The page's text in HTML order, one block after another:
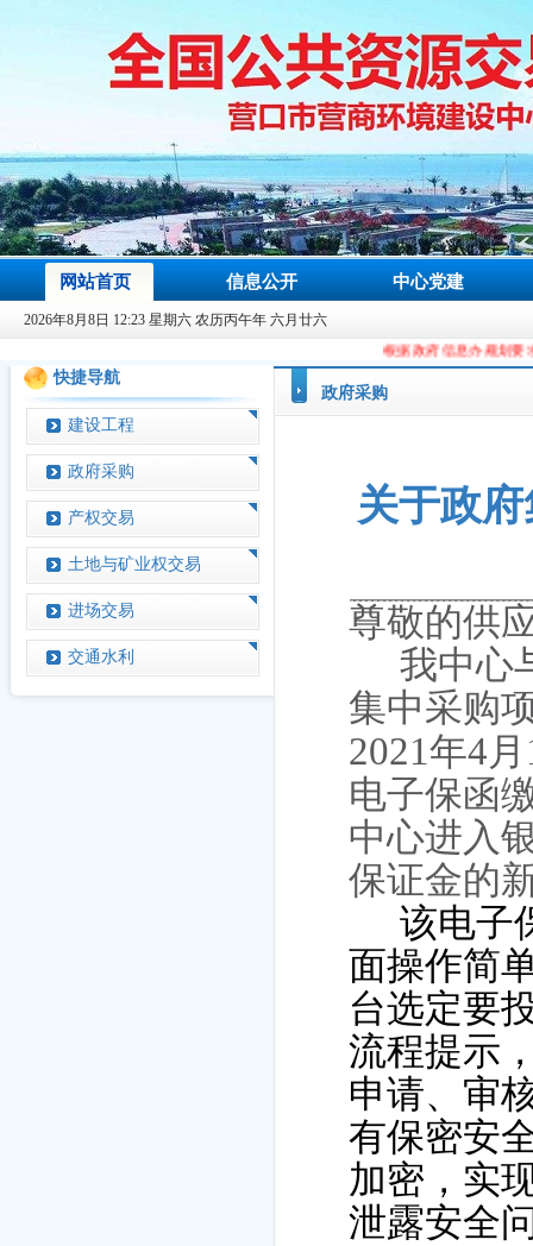
网站首页 信息公开 中心党建
2026年8月8日 12:23 星期六 农历丙午年 六月廿六
根据政府信息办规划要求，
快捷导航
建设工程
政府采购
产权交易
土地与矿业权交易
进场交易
交通水利
政府采购
关于政
尊敬的供
我中心
集中采购
2021年4月
电子保函
中心进入
保证金的
该电子
面操作简
台选定要
流程提示
申请、审
有保密安
加密，实
泄露安全